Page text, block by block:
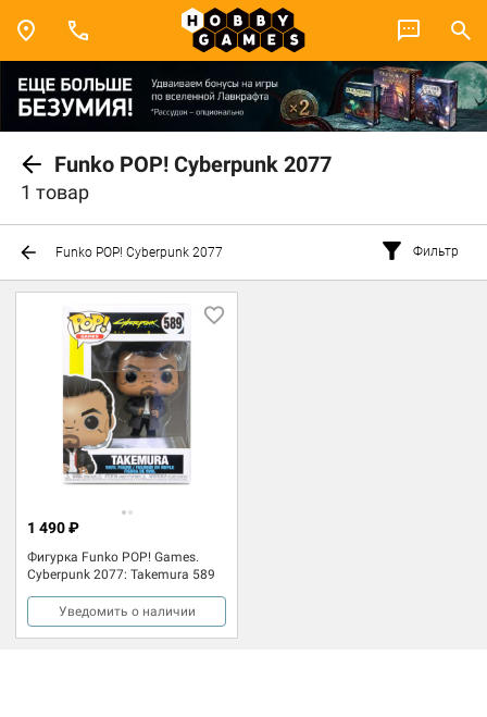
Funko POP! Cyberpunk 2077
1 товар
Funko POP! Cyberpunk 2077 Фильтр
Фигурка Funko POP! Games.
Cyberpunk 2077: Takemura 589
1 490 ₽
Уведомить о наличии